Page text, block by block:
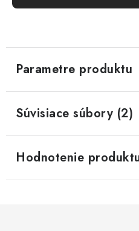
Parametre produktu
Súvisiace súbory (2)
Hodnotenie